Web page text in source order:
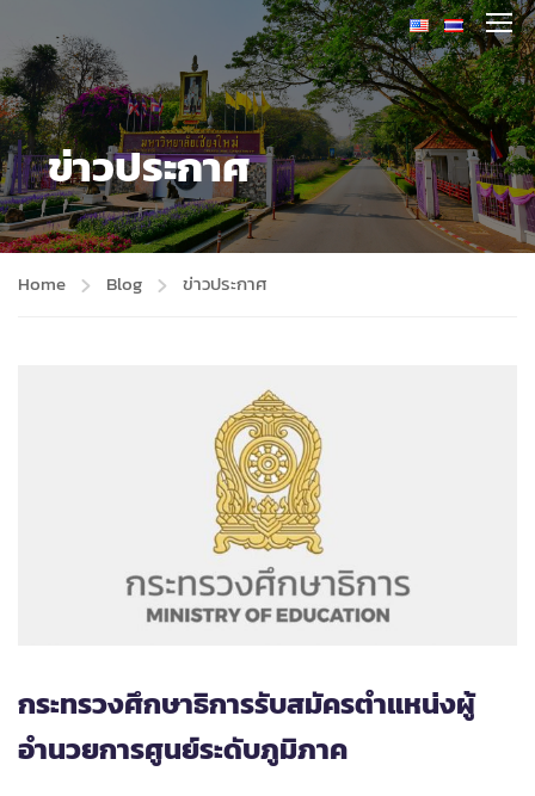
ข่าวประกาศ
Home Blog ข่าวประกาศ
กระทรวงศึกษาธิการรับสมัครตำแหน่งผู้
อำนวยการศูนย์ระดับภูมิภาค